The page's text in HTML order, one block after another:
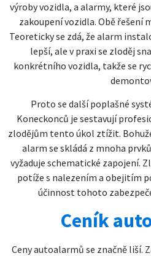
výroby vozidla, a alarmy, které
zakoupení vozidla. Obě řešení
Teoreticky se zdá, že alarm
lepší, ale v praxi se zloděj
konkrétního vozidla, takže se
Proto se další poplašné
Koneckonců je sestavují
zlodějům tento úkol ztížit.
alarm se skládá z mnoha
vyžaduje schematické zapojení.
potíže s nalezením a obejitím
účinnost tohoto
Ceník
Ceny autoalarmů se značně liší.